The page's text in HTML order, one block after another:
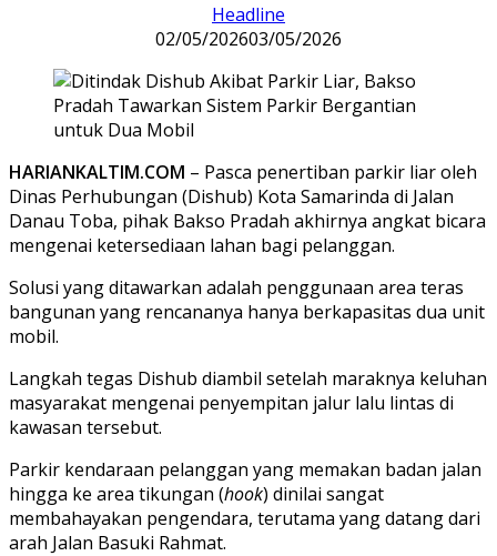
Headline
02/05/202603/05/2026
HARIANKALTIM.COM – Pasca penertiban parkir liar oleh
Dinas Perhubungan (Dishub) Kota Samarinda di Jalan
Danau Toba, pihak Bakso Pradah akhirnya angkat bicara
mengenai ketersediaan lahan bagi pelanggan.
Solusi yang ditawarkan adalah penggunaan area teras
bangunan yang rencananya hanya berkapasitas dua unit
mobil.
Langkah tegas Dishub diambil setelah maraknya keluhan
masyarakat mengenai penyempitan jalur lalu lintas di
kawasan tersebut.
Parkir kendaraan pelanggan yang memakan badan jalan
hingga ke area tikungan (hook) dinilai sangat
membahayakan pengendara, terutama yang datang dari
arah Jalan Basuki Rahmat.